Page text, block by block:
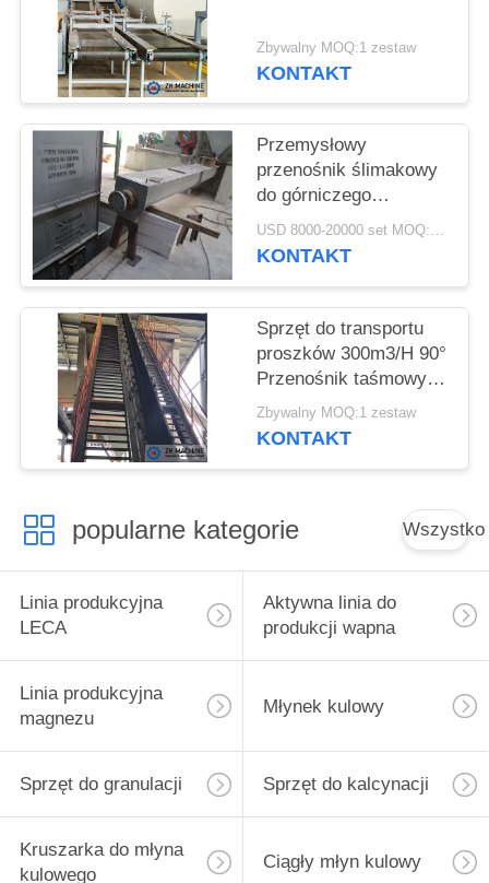
WYCENĘ
SITEMAP
POLITYKA
PRYWATNOŚCI
Zbywalny MOQ:1 zestaw
KONTAKT
Przemysłowy
przenośnik ślimakowy
do górniczego
przenośnika
ślimakowego w
USD 8000-20000 set MOQ:1 zestaw
KONTAKT
Sprzęt do transportu
proszków 300m3/H 90°
Przenośnik taśmowy o
dużym kącie
Zbywalny MOQ:1 zestaw
KONTAKT
popularne kategorie Wszystko
Linia produkcyjna
LECA
Aktywna linia do
produkcji wapna
Linia produkcyjna
magnezu
Młynek kulowy
Sprzęt do granulacji Sprzęt do kalcynacji
Kruszarka do młyna
kulowego
Ciągły młyn kulowy